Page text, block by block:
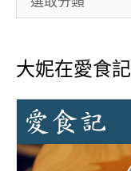
大妮在愛食記